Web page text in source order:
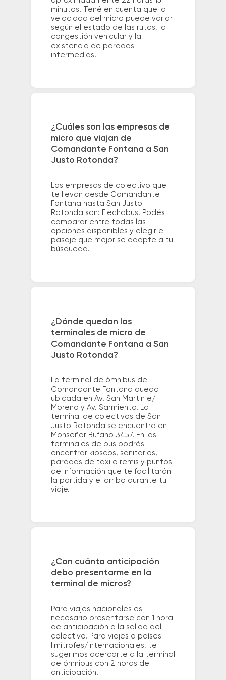
minutos. Tené en cuenta que la
velocidad del micro puede variar
según el estado de las rutas, la
congestión vehicular y la
existencia de paradas
intermedias.
¿Cuáles son las empresas de
micro que viajan de
Comandante Fontana a San
Justo Rotonda?
Las empresas de colectivo que
te llevan desde Comandante
Fontana hasta San Justo
Rotonda son: Flechabus. Podés
comparar entre todas las
opciones disponibles y elegir el
pasaje que mejor se adapte a tu
búsqueda.
¿Dónde quedan las
terminales de micro de
Comandante Fontana a San
Justo Rotonda?
La terminal de ómnibus de
Comandante Fontana queda
ubicada en Av. San Martin e/
Moreno y Av. Sarmiento. La
terminal de colectivos de San
Justo Rotonda se encuentra en
Monseñor Bufano 3457. En las
terminales de bus podrás
encontrar kioscos, sanitarios,
paradas de taxi o remis y puntos
de información que te facilitarán
la partida y el arribo durante tu
viaje.
¿Con cuánta anticipación
debo presentarme en la
terminal de micros?
Para viajes nacionales es
necesario presentarse con 1 hora
de anticipación a la salida del
colectivo. Para viajes a países
limítrofes/internacionales, te
sugerimos acercarte a la terminal
de ómnibus con 2 horas de
anticipación.